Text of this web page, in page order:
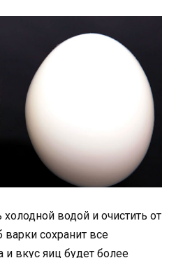
холодной водой и очистить от
варки сохранит все
вкус яиц будет более